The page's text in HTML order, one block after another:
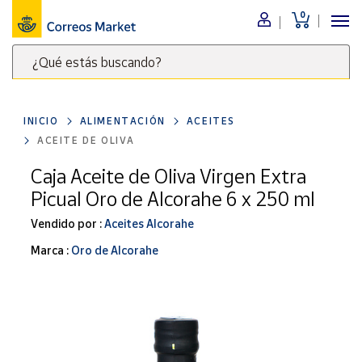
0
¿Qué estás buscando?
clave
para
buscar
productos
Correos
Market
Menú
Nuestro
catálogo
Alimentación
Ocio y cultura
Juguetes y
juegos
Libros y
INICIO ALIMENTACIÓN
ACEITES
ACEITE DE OLIVA
Caja Aceite de Oliva Virgen Extra
Picual Oro de Alcorahe 6 x 250 ml
Vendido por :Aceites Alcorahe
Marca : Oro de Alcorahe